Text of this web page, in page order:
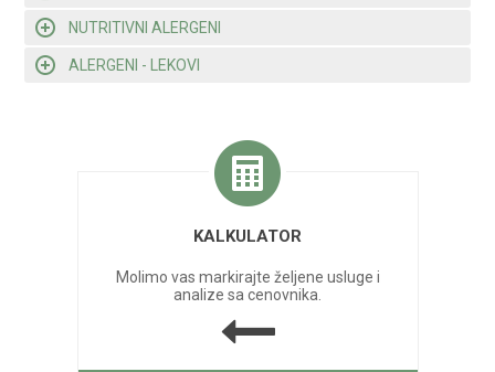
NUTRITIVNI ALERGENI
ALERGENI - LEKOVI
KALKULATOR
Molimo vas markirajte željene usluge i
analize sa cenovnika.